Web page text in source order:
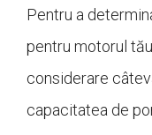
Pentru a
pentru motorul
considerare
capacitatea de